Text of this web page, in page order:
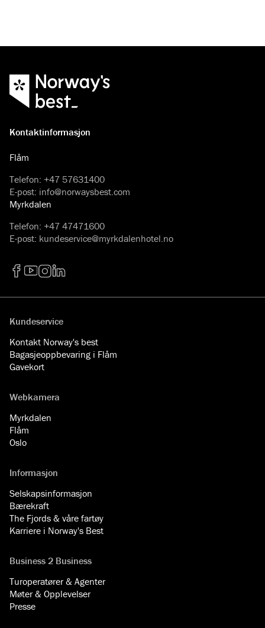
Kontaktinformasjon
Flåm
Telefon: +47 57631400
E-post: info@norwaysbest.com
Myrkdalen
Telefon: +47 47471600
E-post: kundeservice@myrkdalenhotel.no
Kundeservice
Kontakt Norway's best
Bagasjeoppbevaring i Flåm
Gavekort
Webkamera
Myrkdalen
Flåm
Oslo
Informasjon
Selskapsinformasjon
Bærekraft
The Fjords & våre fartøy
Karriere i Norway's Best
Business 2 Business
Turoperatører & Agenter
Møter & Opplevelser
Presse